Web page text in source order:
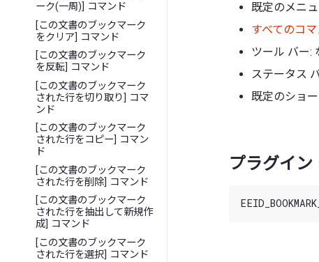
ーク(一周)] コマンド
[この文書のブックマーク
をクリア] コマンド
[この文書のブックマーク
を反転] コマンド
[この文書のブックマーク
された行を切り取り] コマ
ンド
[この文書のブックマーク
された行をコピー] コマン
ド
[この文書のブックマーク
された行を削除] コマンド
[この文書のブックマーク
された行を抽出して新規作
成] コマンド
[この文書のブックマーク
された行を選択] コマンド
既定のメニ
すべてのコマ
ツール バー:
ステータス
既定のショ
プラグイン